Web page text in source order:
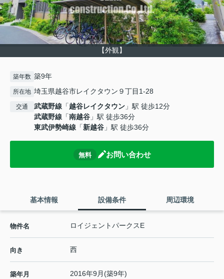
【外観】
築年数 築9年
所在地 埼玉県越谷市レイクタウン９丁目1-28
交通 武蔵野線 「越谷レイクタウン 」駅 徒歩12分
武蔵野線 「南越谷 」駅 徒歩36分
東武伊勢崎線 「新越谷 」駅 徒歩36分
無料 お問い合わせ
基本情報 設備条件 周辺環境
物件名 ロイジェントパークスE
向き 西
築年月 2016年9月(築9年)